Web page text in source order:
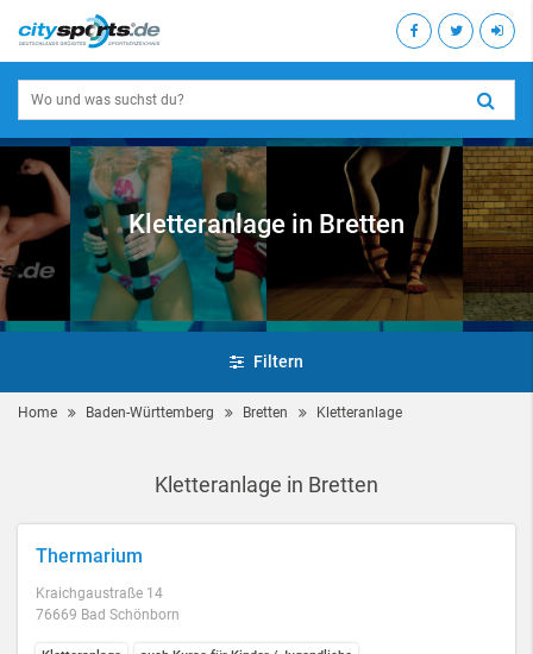
Kletteranlage in Bretten
Filtern
Home Baden-Württemberg Bretten Kletteranlage
Kletteranlage in Bretten
Thermarium
Kraichgaustraße 14
76669 Bad Schönborn